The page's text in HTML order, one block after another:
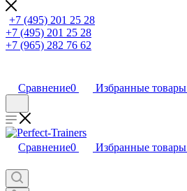
+7 (495) 201 25 28
+7 (495) 201 25 28
+7 (965) 282 76 62
Сравнение0 Избранные товары
Сравнение0 Избранные товары